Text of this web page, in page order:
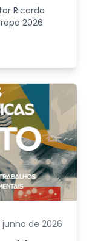
Ricardo
2026
junho de 2026